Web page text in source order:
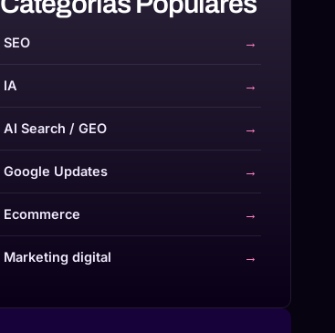
SEO →
IA →
AI Search / GEO →
Google Updates →
Ecommerce →
Marketing digital →